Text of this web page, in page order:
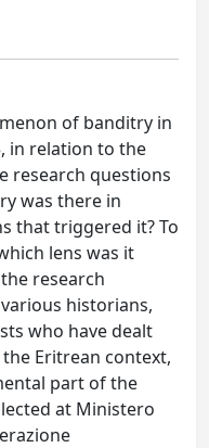
of banditry in
in relation to the
research questions
was there in
that triggered it? To
lens was it
research
historians,
who have dealt
Eritrean context,
part of the
at Ministero